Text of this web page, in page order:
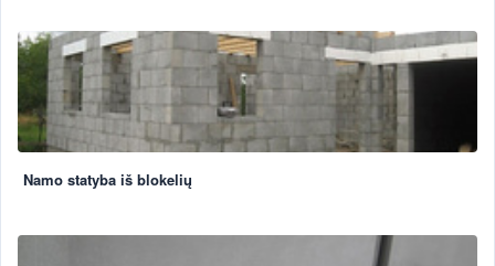
Namo statyba iš blokelių